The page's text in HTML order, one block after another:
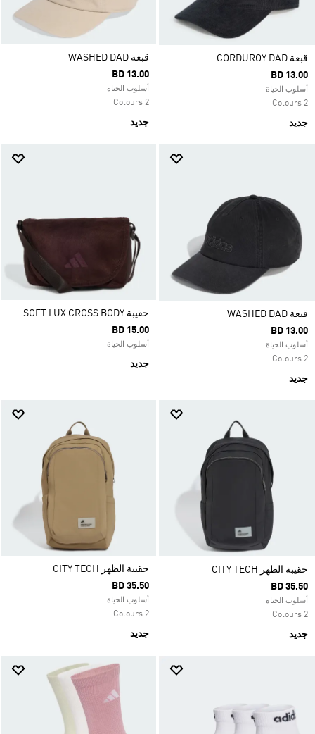
قبعة CORDUROY DAD
BD 13.00
أسلوب الحياة
2 Colours
جديد
قبعة WASHED DAD
BD 13.00
أسلوب الحياة
2 Colours
جديد
قبعة WASHED DAD
BD 13.00
أسلوب الحياة
2 Colours
جديد
حقيبة SOFT LUX CROSS BODY
BD 15.00
أسلوب الحياة
جديد
حقيبة الظهر CITY TECH
BD 35.50
أسلوب الحياة
2 Colours
جديد
حقيبة الظهر CITY TECH
BD 35.50
أسلوب الحياة
2 Colours
جديد